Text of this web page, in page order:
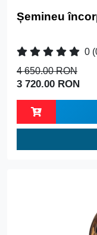
Șemineu
0
4 650.00 RON
3 720.00 RON